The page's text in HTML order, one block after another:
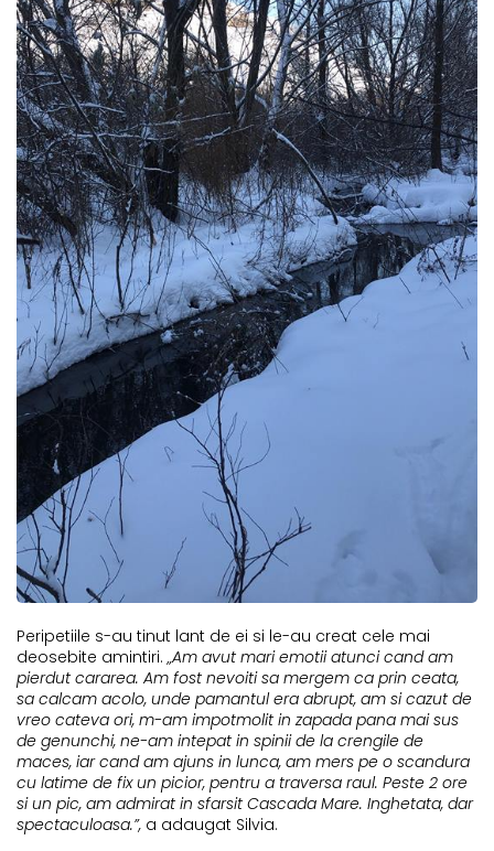
Peripetiile s-au tinut lant de ei si le-au creat cele mai
deosebite amintiri. „Am avut mari emotii atunci cand am
pierdut cararea. Am fost nevoiti sa mergem ca prin ceata,
sa calcam acolo, unde pamantul era abrupt, am si cazut de
vreo cateva ori, m-am impotmolit in zapada pana mai sus
de genunchi, ne-am intepat in spinii de la crengile de
maces, iar cand am ajuns in lunca, am mers pe o scandura
cu latime de fix un picior, pentru a traversa raul. Peste 2 ore
si un pic, am admirat in sfarsit Cascada Mare. Inghetata, dar
spectaculoasa.”, a adaugat Silvia.